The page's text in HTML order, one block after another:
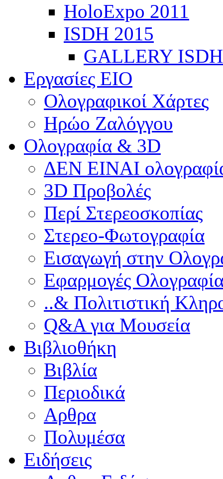
HoloExpo 2011
ISDH 2015
GALLERY
Εργασίες ΕΙΟ
Ολογραφικοί Χάρτες
Ηρώο Ζαλόγγου
Ολογραφία & 3D
ΔΕΝ ΕΙΝΑΙ
3D Προβολές
Περί Στερεοσκοπίας
Στερεο-Φωτογραφία
Εισαγωγή στην
Εφαρμογές
..& Πολιτιστική
Q&A για Μουσεία
Βιβλιοθήκη
Βιβλία
Περιοδικά
Αρθρα
Πολυμέσα
Ειδήσεις